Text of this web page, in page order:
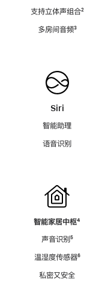
支持立体声组合脚
²
多房间音频脚
³
Siri
智能助理
语音识别
智能家居中枢脚
⁴
声音识别脚
⁵
温湿度传感器脚
⁶
私密又安全